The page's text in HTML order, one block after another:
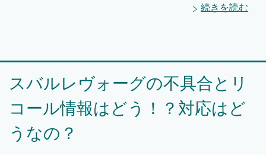
続きを読む
スバルレヴォーグの不具合とリ
コール情報はどう！？対応はど
うなの？